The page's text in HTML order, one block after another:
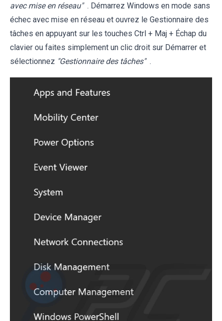
avec mise en réseau" . Démarrez Windows en mode sans
échec avec mise en réseau et ouvrez le Gestionnaire des
tâches en appuyant sur les touches Ctrl + Maj + Échap du
clavier ou faites simplement un clic droit sur Démarrer et
sélectionnez "Gestionnaire des tâches" .